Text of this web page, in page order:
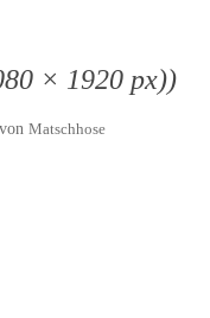
× 1920 px))
von Matschhose